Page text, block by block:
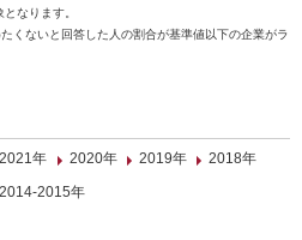
なります。
くないと回答した人の割合が基準値以下の企業がラ
2021年 2020年 2019年
2018年
2014-2015年